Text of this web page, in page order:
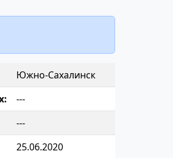
Южно-Сахалинск
---
---
25.06.2020